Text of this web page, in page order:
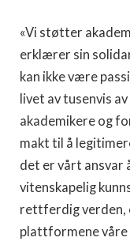
«Vi støtter
erklærer sin
kan ikke være
livet av tusenvis
akademikere og
makt til å
det er vårt ansvar
vitenskapelig
rettferdig verden,
plattformene